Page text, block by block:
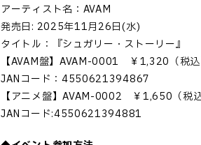
アーティスト名：AVAM
発売日: 2025年11月26日(水)
タイトル：『シュガリー・ストーリー』
【AVAM盤】AVAM-0001 ￥1,320（税込
JANコード：4550621394867
【アニメ盤】AVAM-0002 ￥1,650（税込
JANコード:4550621394881